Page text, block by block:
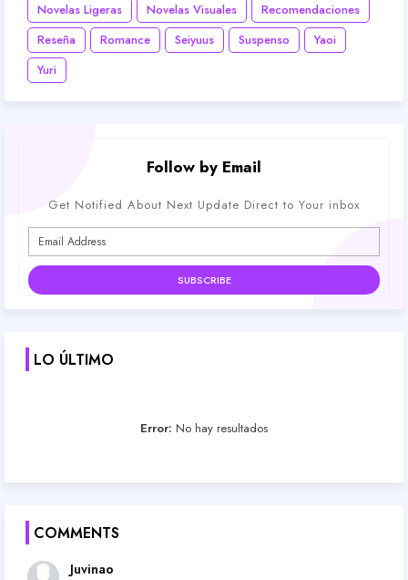
Novelas Ligeras
Novelas Visuales
Recomendaciones
Reseña
Romance Seiyuus Suspenso
Yaoi
Yuri
Follow by Email
Get Notified About Next Update Direct to Your inbox
LO ÚLTIMO
Error: No hay resultados
COMMENTS
Juvinao